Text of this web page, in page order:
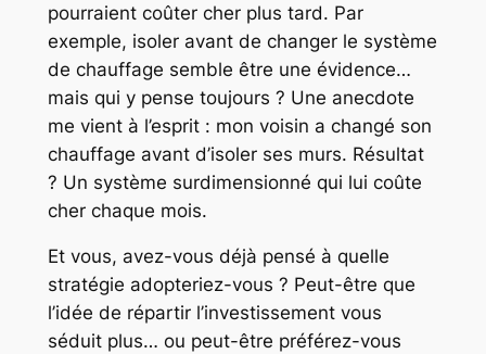
pourraient coûter cher plus tard. Par
exemple, isoler avant de changer le système
de chauffage semble être une évidence…
mais qui y pense toujours ? Une anecdote
me vient à l’esprit : mon voisin a changé son
chauffage avant d’isoler ses murs. Résultat
? Un système surdimensionné qui lui coûte
cher chaque mois.
Et vous, avez-vous déjà pensé à quelle
stratégie adopteriez-vous ? Peut-être que
l’idée de répartir l’investissement vous
séduit plus… ou peut-être préférez-vous